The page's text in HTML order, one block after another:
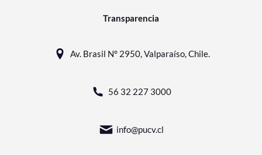
Transparencia
Av. Brasil N° 2950, Valparaíso, Chile.
56 32 227 3000
info@pucv.cl